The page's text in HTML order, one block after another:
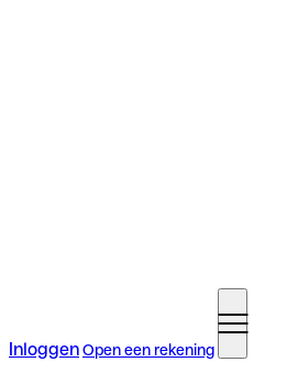
InloggenOpen een rekening